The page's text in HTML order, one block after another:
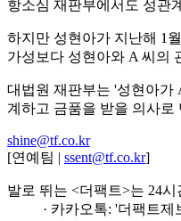
항소심 재판부에서도 성관
하지만 성현아가 지난해 1
가성보다 성현아와 A 씨의
대법원 재판부는 '성현아가
계하고 금품을 받을 의사
shine@tf.co.kr
[연예팀 | ssent@tf.co.kr]
발로 뛰는 <더팩트>는 24
· 카카오톡: '더팩트제